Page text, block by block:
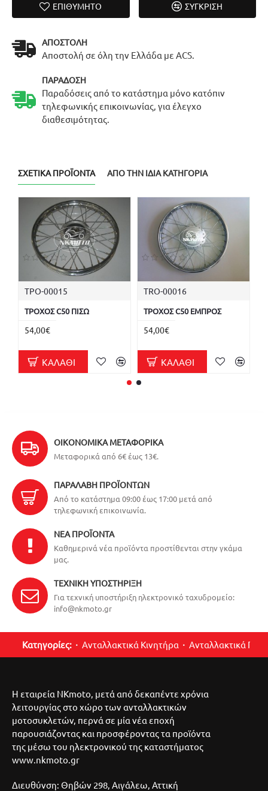
ΕΠΙΘΥΜΗΤΌ ΣΎΓΚΡΙΣΗ
ΑΠΟΣΤΟΛΉ
Αποστολή σε όλη την Ελλάδα με ACS.
ΠΑΡΆΔΟΣΗ
Παραδόσεις από το κατάστημα μόνο κατόπιν
τηλεφωνικής επικοινωνίας, για έλεγχο
διαθεσιμότητας.
ΣΧΕΤΙΚΆ ΠΡΟΪΌΝΤΑ ΑΠΌ ΤΗΝ ΊΔΙΑ ΚΑΤΗΓΟΡΊΑ
ΤΡΟ-00015
ΤΡΟΧΟΣ C50 ΠΙΣΩ
54,00€
ΚΑΛΆΘΙ
TRO-00016
ΤΡΟΧΟΣ C50 ΕΜΠΡΟΣ
54,00€
ΚΑΛΆΘΙ
ΟΙΚΟΝΟΜΙΚΆ ΜΕΤΑΦΟΡΙΚΆ
Μεταφορικά από 6€ έως 13€.
ΠΑΡΑΛΑΒΉ ΠΡΟΪΌΝΤΩΝ
Από το κατάστημα 09:00 έως 17:00 μετά από
τηλεφωνική επικοινωνία.
ΝΈΑ ΠΡΟΪΌΝΤΑ
Καθημερινά νέα προϊόντα προστίθενται στην γκάμα
μας.
ΤΕΧΝΙΚΉ ΥΠΟΣΤΉΡΙΞΗ
Για τεχνική υποστήριξη ηλεκτρονικό ταχυδρομείο:
info@nkmoto.gr
Κατηγορίες: Ανταλλακτικά Κινητήρα Ανταλλακτικά
Η εταιρεία NKmoto, μετά από δεκαπέντε χρόνια
λειτουργίας στο χώρο των ανταλλακτικών
μοτοσυκλετών, περνά σε μία νέα εποχή
παρουσιάζοντας και προσφέροντας τα προϊόντα
της μέσω του ηλεκτρονικού της καταστήματος
www.nkmoto.gr
Διευθύνση: Θηβών 298, Αιγάλεω, Αττική